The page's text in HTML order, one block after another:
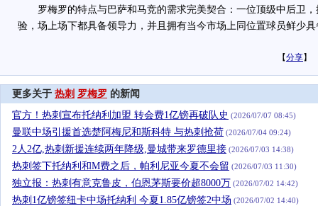
罗梅罗的特点与巴萨和马竞的需求完美契合：一位顶级中后卫，
验，场上场下都具备领导力，并且拥有当今市场上同位置球员鲜少
【分享】
更多关于 热刺 罗梅罗 的新闻
官方！热刺宣布托纳利加盟 转会费1亿镑再破队史 (2026/07/07 08:45)
曼联中场引援首选楚阿梅尼和斯科特 与热刺抢荷 (2026/07/04 09:24)
2人2亿,热刺新援连续两年降级,曼城带来罗德里接 (2026/07/03 14:38)
热刺签下托纳利和M费之后，帕利尼亚今夏不会留 (2026/07/03 11:30)
独立报：热刺有意克鲁皮，伯恩茅斯要价超8000万 (2026/07/02 14:42)
热刺1亿镑签纽卡中场托纳利 今夏1.85亿镑签2中场 (2026/07/02 14:40)